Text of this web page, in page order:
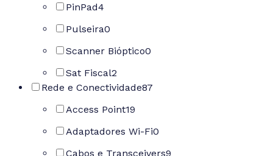
PinPad4
Pulseira0
Scanner Bióptico0
Sat Fiscal2
Rede e Conectividade87
Access Point19
Adaptadores Wi-Fi0
Cabos e Transceivers9